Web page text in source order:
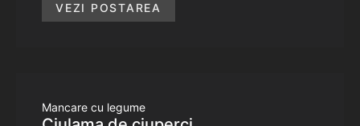
VEZI POSTAREA
Mancare cu legume